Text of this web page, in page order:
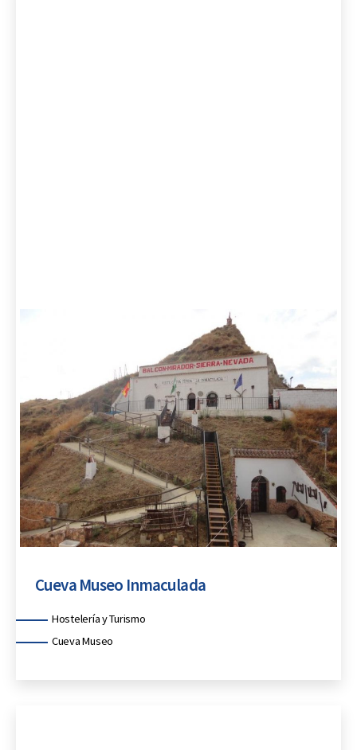
CategoríasHostelería y Turismo
Cueva Museo
Cueva Museo Inmaculada